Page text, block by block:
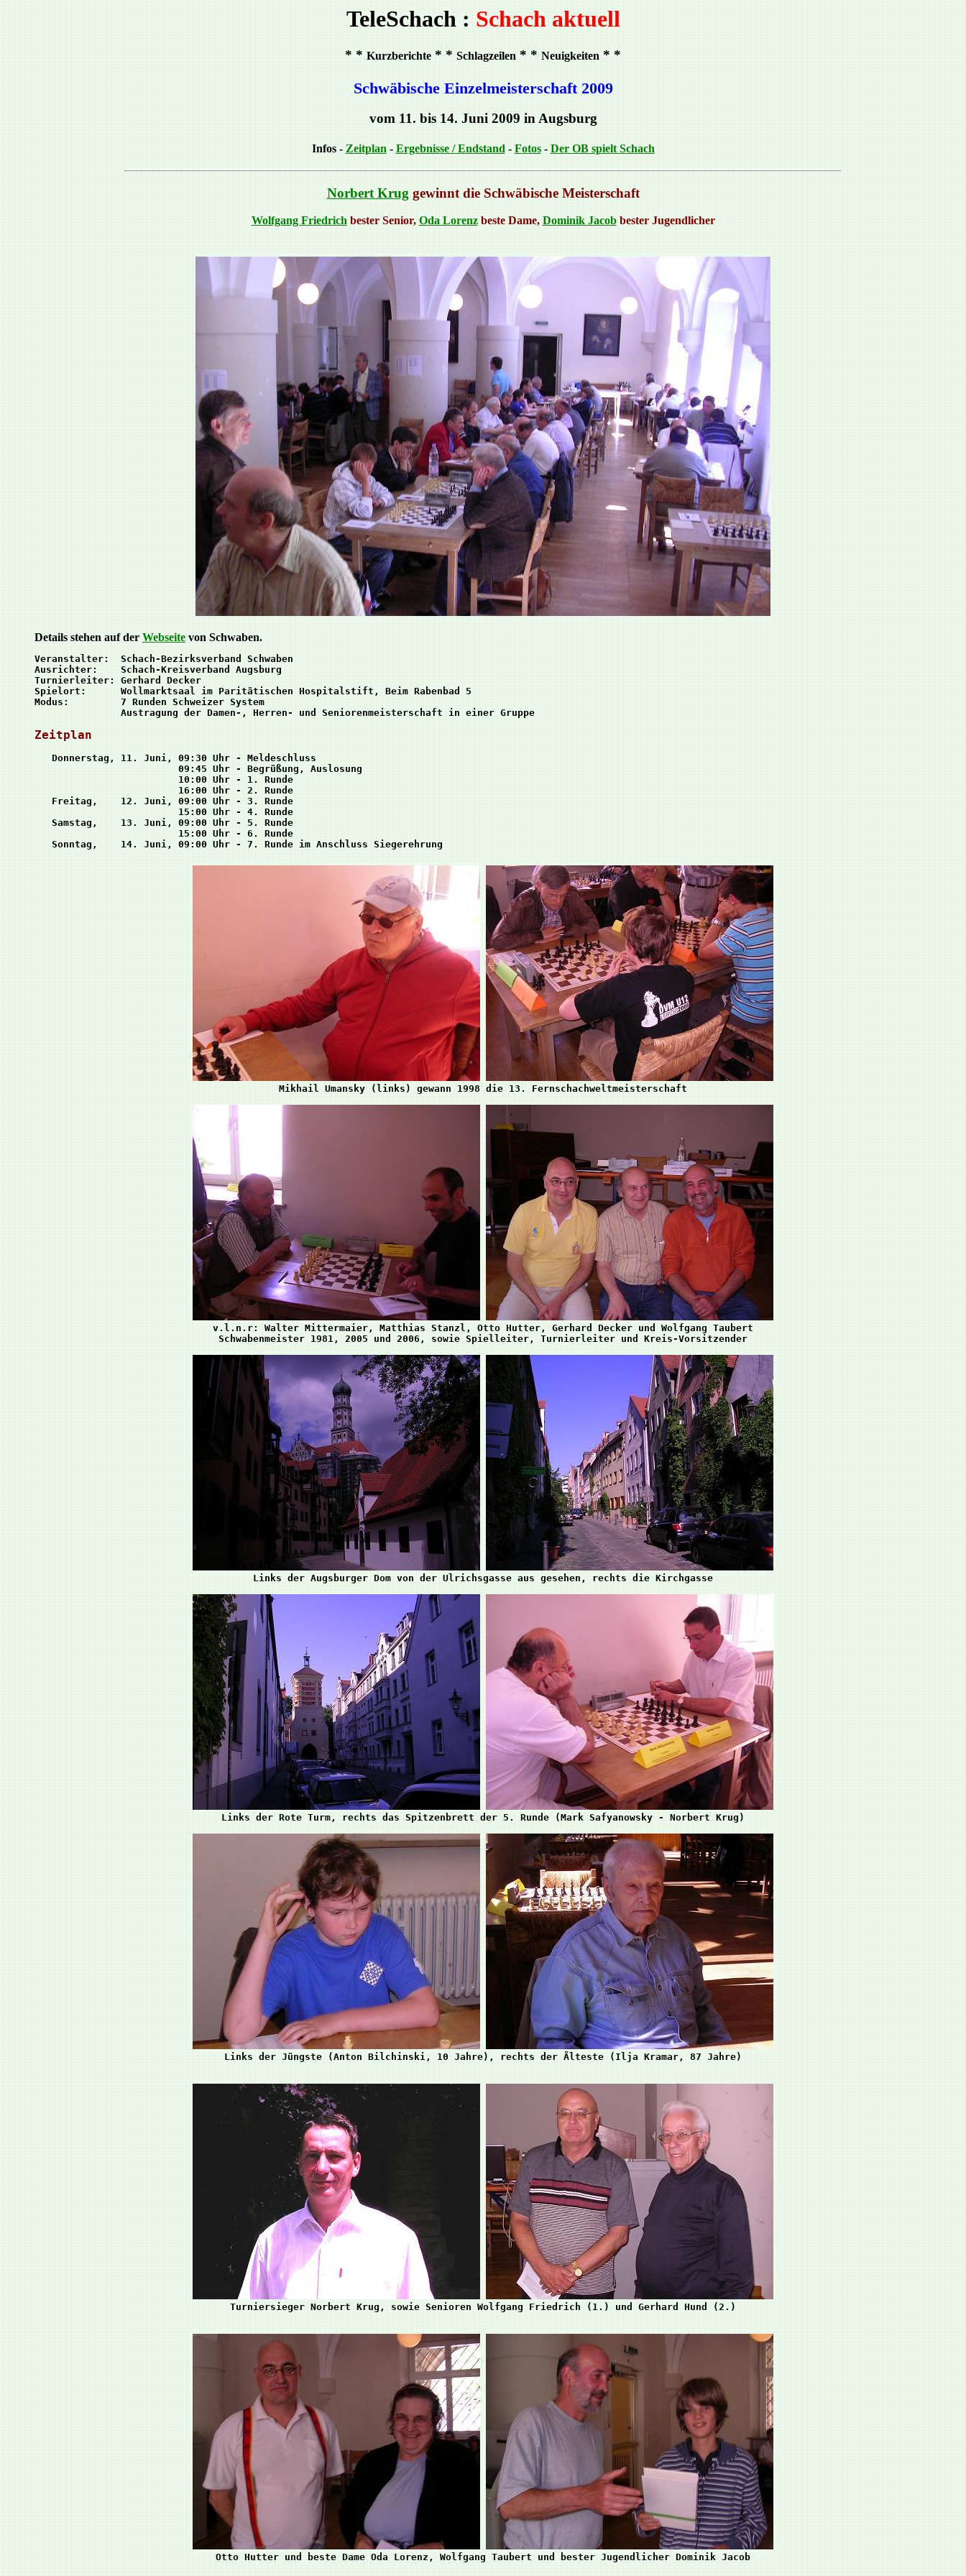
TeleSchach :Schach aktuell
* *Kurzberichte* *Schlagzeilen* *Neuigkeiten* *
Schwäbische Einzelmeisterschaft 2009
vom 11. bis 14. Juni 2009 in Augsburg
Infos -Zeitplan-Ergebnisse / Endstand-Fotos-Der OB spielt Schach
Norbert Kruggewinnt die Schwäbische Meisterschaft
Wolfgang Friedrichbester Senior,Oda Lorenzbeste Dame,Dominik Jacobbester Jugendlicher
Details stehen auf derWebseitevon Schwaben.
Veranstalter:  Schach-Bezirksverband Schwaben
Ausrichter:    Schach-Kreisverband Augsburg
Turnierleiter: Gerhard Decker
Spielort:      Wollmarktsaal im Paritätischen Hospitalstift, Beim Rabenbad 5
Modus:         7 Runden Schweizer System
Zeitplan
   Donnerstag, 11. Juni, 09:30 Uhr - Meldeschluss
                         09:45 Uhr - Begrüßung, Auslosung
                         10:00 Uhr - 1. Runde
                         16:00 Uhr - 2. Runde
   Freitag,    12. Juni, 09:00 Uhr - 3. Runde
                         15:00 Uhr - 4. Runde
   Samstag,    13. Juni, 09:00 Uhr - 5. Runde
                         15:00 Uhr - 6. Runde
Mikhail Umansky (links) gewann 1998 die 13. Fernschachweltmeisterschaft
v.l.n.r: Walter Mittermaier, Matthias Stanzl, Otto Hutter, Gerhard Decker und Wolfgang Taubert
Schwabenmeister 1981, 2005 und 2006, sowie Spielleiter, Turnierleiter und Kreis-Vorsitzender
Links der Augsburger Dom von der Ulrichsgasse aus gesehen, rechts die Kirchgasse
Links der Rote Turm, rechts das Spitzenbrett der 5. Runde (Mark Safyanowsky - Norbert Krug)
Otto Hutter und beste Dame Oda Lorenz, Wolfgang Taubert und bester Jugendlicher Dominik Jacob